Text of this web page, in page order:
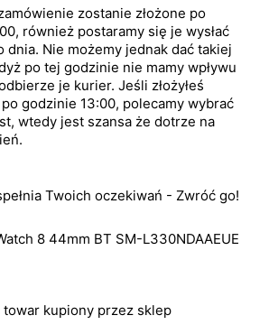
zostanie złożone po
również postaramy się je wysłać
dnia. Nie możemy jednak dać takiej
po tej godzinie nie mamy wpływu
je kurier. Jeśli złożyłeś
godzinie 13:00, polecamy wybrać
wtedy jest szansa że dotrze na
Twoich oczekiwań - Zwróć go!
8 44mm BT SM-L330NDAAEUE
kupiony przez sklep